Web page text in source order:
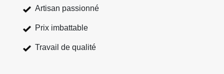
Artisan passionné
Prix imbattable
Travail de qualité